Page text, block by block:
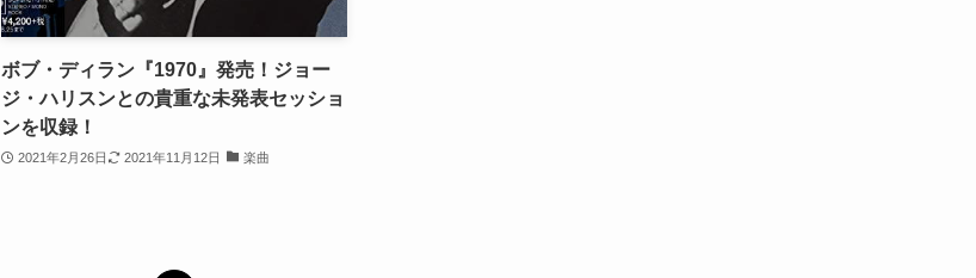
ボブ・ディラン『1970』発売！ジョー
ジ・ハリスンとの貴重な未発表セッショ
ンを収録！
2021年2月26日 2021年11月12日 楽曲